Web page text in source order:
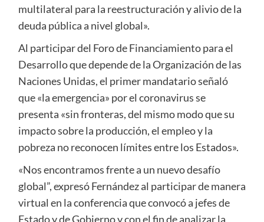
multilateral para la reestructuración y alivio de la
deuda pública a nivel global».
Al participar del Foro de Financiamiento para el
Desarrollo que depende de la Organización de las
Naciones Unidas, el primer mandatario señaló
que «la emergencia» por el coronavirus se
presenta «sin fronteras, del mismo modo que su
impacto sobre la producción, el empleo y la
pobreza no reconocen límites entre los Estados».
«Nos encontramos frente a un nuevo desafío
global”, expresó Fernández al participar de manera
virtual en la conferencia que convocó a jefes de
Estado y de Gobierno y con el fin de analizar la